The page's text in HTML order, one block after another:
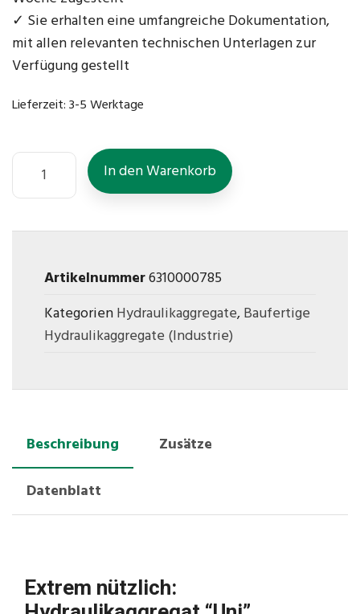
✓ Sie erhalten eine umfangreiche Dokumentation,
mit allen relevanten technischen Unterlagen zur
Verfügung gestellt
Lieferzeit:3-5 Werktage
In den Warenkorb
Artikelnummer6310000785
KategorienHydraulikaggregate,Baufertige
Hydraulikaggregate (Industrie)
Beschreibung
Zusätze
Datenblatt
Extrem nützlich: